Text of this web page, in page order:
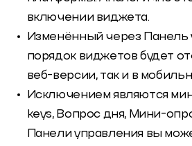
включении виджета.
Изменённый через Панель
порядок виджетов будет
веб-версии, так и в
Исключением являются
keys, Вопрос дня, Мини-
Панели управления вы